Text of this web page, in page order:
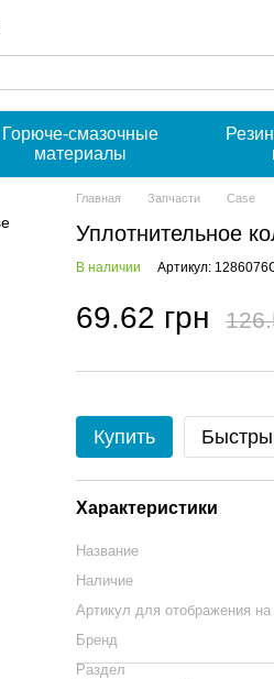
Горюче-смазочные
материалы
Главная Запчасти Case
Уплотнительное
В наличии Артикул:
69.62 грн
Купить
Характеристики
Название
Наличие
Артикул для отображения на
Бренд
Раздел